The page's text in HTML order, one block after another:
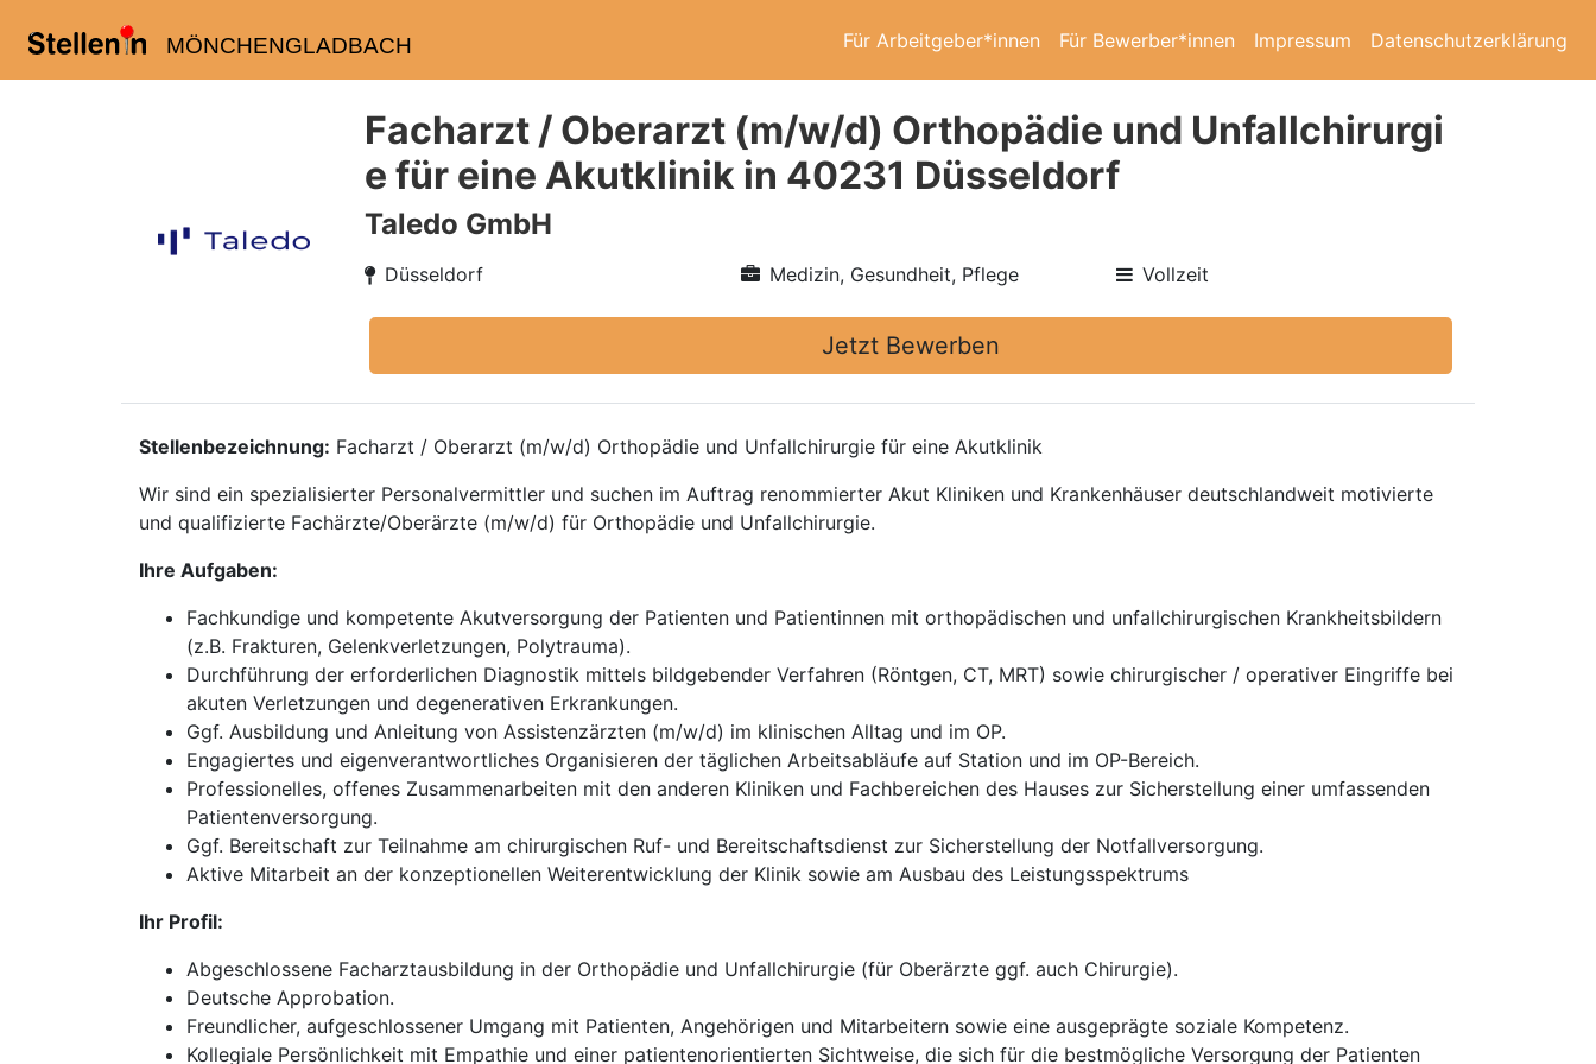
MÖNCHENGLADBACH Für Arbeitgeber*innen Für Bewerber*innen Impressum Datenschutzerklärung
Facharzt / Oberarzt (m/w/d) Orthopädie und Unfallchirurgi
e für eine Akutklinik in 40231 Düsseldorf
Taledo GmbH
Düsseldorf Medizin, Gesundheit, Pflege Vollzeit
Jetzt Bewerben
Stellenbezeichnung: Facharzt / Oberarzt (m/w/d) Orthopädie und Unfallchirurgie für eine Akutklinik
Wir sind ein spezialisierter Personalvermittler und suchen im Auftrag renommierter Akut Kliniken und Krankenhäuser deutschlandweit motivierte
und qualifizierte Fachärzte/Oberärzte (m/w/d) für Orthopädie und Unfallchirurgie.
Ihre Aufgaben:
Fachkundige und kompetente Akutversorgung der Patienten und Patientinnen mit orthopädischen und unfallchirurgischen Krankheitsbildern
(z.B. Frakturen, Gelenkverletzungen, Polytrauma).
Durchführung der erforderlichen Diagnostik mittels bildgebender Verfahren (Röntgen, CT, MRT) sowie chirurgischer / operativer Eingriffe bei
akuten Verletzungen und degenerativen Erkrankungen.
Ggf. Ausbildung und Anleitung von Assistenzärzten (m/w/d) im klinischen Alltag und im OP.
Engagiertes und eigenverantwortliches Organisieren der täglichen Arbeitsabläufe auf Station und im OP-Bereich.
Professionelles, offenes Zusammenarbeiten mit den anderen Kliniken und Fachbereichen des Hauses zur Sicherstellung einer umfassenden
Patientenversorgung.
Ggf. Bereitschaft zur Teilnahme am chirurgischen Ruf- und Bereitschaftsdienst zur Sicherstellung der Notfallversorgung.
Aktive Mitarbeit an der konzeptionellen Weiterentwicklung der Klinik sowie am Ausbau des Leistungsspektrums
Ihr Profil:
Abgeschlossene Facharztausbildung in der Orthopädie und Unfallchirurgie (für Oberärzte ggf. auch Chirurgie).
Deutsche Approbation.
Freundlicher, aufgeschlossener Umgang mit Patienten, Angehörigen und Mitarbeitern sowie eine ausgeprägte soziale Kompetenz.
Kollegiale Persönlichkeit mit Empathie und einer patientenorientierten Sichtweise, die sich für die bestmögliche Versorgung der Patienten